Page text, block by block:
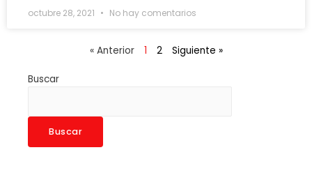
octubre 28, 2021 No hay comentarios
« Anterior 1 2 Siguiente »
Buscar
Buscar